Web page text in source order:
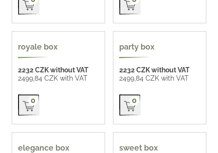
royale box
2232 CZK without VAT
2499,84 CZK with VAT
Přidat do košíku
0
party box
2232 CZK without VAT
2499,84 CZK with VAT
Přidat do košíku
0
elegance box sweet box